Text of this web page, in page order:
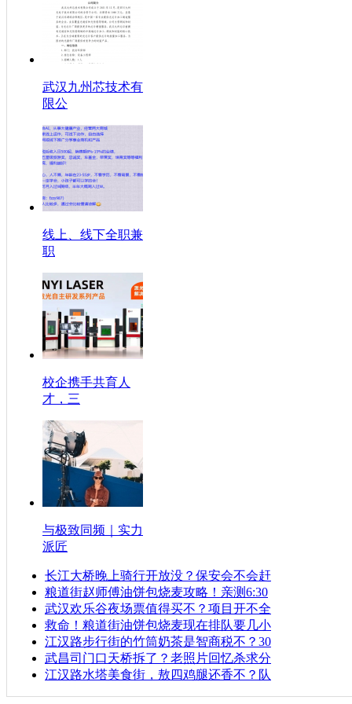
武汉九州芯技术有
限公
线上、线下全职兼
职
校企携手共育人
才，三
与极致同频｜实力
派匠
长江大桥晚上骑行开放没？保安会不会赶
粮道街赵师傅油饼包烧麦攻略！亲测6:30
武汉欢乐谷夜场票值得买不？项目开不全
救命！粮道街油饼包烧麦现在排队要几小
江汉路步行街的竹筒奶茶是智商税不？30
武昌司门口天桥拆了？老照片回忆杀求分
江汉路水塔美食街，敖四鸡腿还香不？队